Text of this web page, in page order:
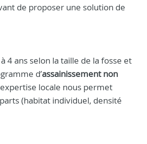
de proposer une solution de
4 ans selon la taille de la fosse et
d’assainissement non
locale nous permet
(habitat individuel, densité